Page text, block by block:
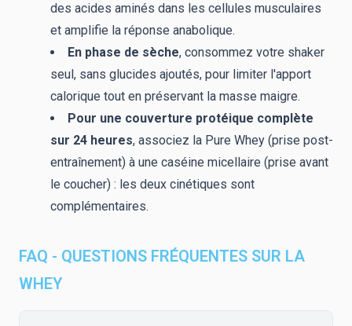
des acides aminés dans les cellules musculaires
et amplifie la réponse anabolique.
En phase de sèche, consommez votre shaker
seul, sans glucides ajoutés, pour limiter l'apport
calorique tout en préservant la masse maigre.
Pour une couverture protéique complète
sur 24 heures, associez la Pure Whey (prise post-
entraînement) à une caséine micellaire (prise avant
le coucher) : les deux cinétiques sont
complémentaires.
FAQ - QUESTIONS FRÉQUENTES SUR LA
WHEY